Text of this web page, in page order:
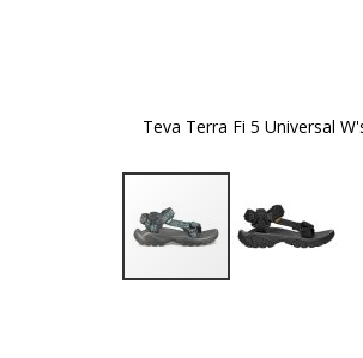
Teva Terra Fi 5 Universal